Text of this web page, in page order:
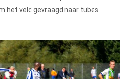
het veld gevraagd naar tubes